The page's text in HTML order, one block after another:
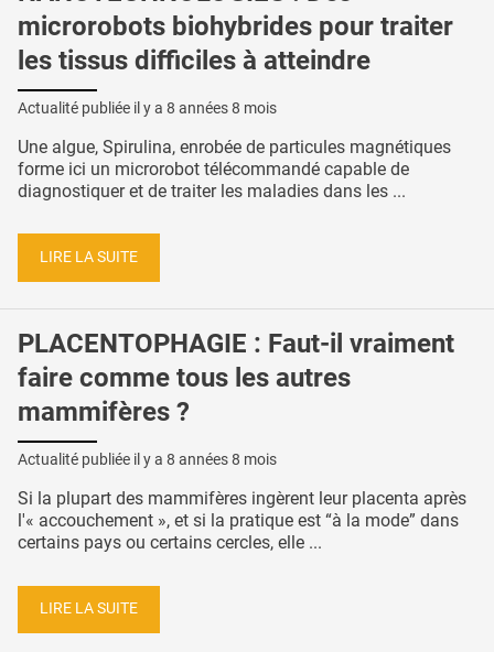
microrobots biohybrides pour traiter
les tissus difficiles à atteindre
Actualité publiée il y a 8 années 8 mois
Une algue, Spirulina, enrobée de particules magnétiques
forme ici un microrobot télécommandé capable de
diagnostiquer et de traiter les maladies dans les ...
LIRE LA SUITE
PLACENTOPHAGIE : Faut-il vraiment
faire comme tous les autres
mammifères ?
Actualité publiée il y a 8 années 8 mois
Si la plupart des mammifères ingèrent leur placenta après
l'« accouchement », et si la pratique est “à la mode” dans
certains pays ou certains cercles, elle ...
LIRE LA SUITE